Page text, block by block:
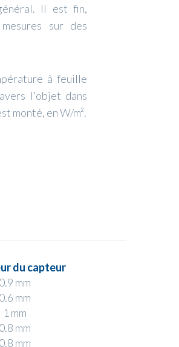
Il est fin,
sur des
à feuille
l'objet dans
monté, en W/m².
du capteur
0.9 mm
0.6 mm
1 mm
0.8 mm
0.8 mm